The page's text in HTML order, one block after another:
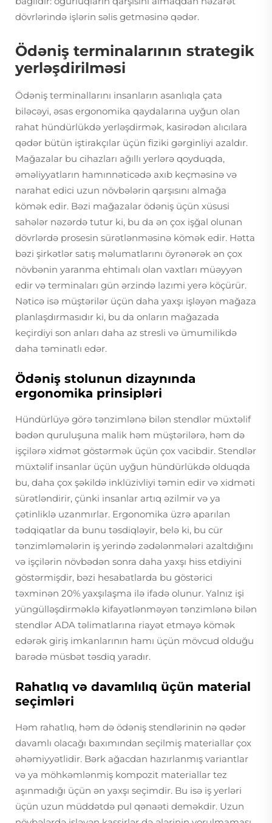
dövrlərində işlərin səlis getməsinə qədər.
Ödəniş terminalarının strategik
yerləşdirilməsi
Ödəniş terminallarını insanların asanlıqla çata
biləcəyi, əsas ergonomika qaydalarına uyğun olan
rahat hündürlükdə yerləşdirmək, kasirədən alıcılara
qədər bütün iştirakçılar üçün fiziki gərginliyi azaldır.
Mağazalar bu cihazları ağıllı yerlərə qoyduqda,
əməliyyatların hamınnəticədə axıb keçməsinə və
narahat edici uzun növbələrin qarşısını almağa
kömək edir. Bəzi mağazalar ödəniş üçün xüsusi
sahələr nəzərdə tutur ki, bu da ən çox işğal olunan
dövrlərdə prosesin sürətlənməsinə kömək edir. Hətta
bəzi şirkətlər satış məlumatlarını öyrənərək ən çox
növbənin yaranma ehtimalı olan vaxtları müəyyən
edir və terminaları gün ərzində lazımi yerə köçürür.
Nəticə isə müştərilər üçün daha yaxşı işləyən mağaza
planlaşdırmasıdır ki, bu da onların mağazada
keçirdiyi son anları daha az stresli və ümumilikdə
daha təminatlı edər.
Ödəniş stolunun dizaynında
ergonomika prinsipləri
Hündürlüyə görə tənzimlənə bilən stendlər müxtəlif
bədən quruluşuna malik həm müştərilərə, həm də
işçilərə xidmət göstərmək üçün çox vacibdir. Stendlər
müxtəlif insanlar üçün uyğun hündürlükdə olduqda
bu, daha çox şəkildə inklüzivliyi təmin edir və xidməti
sürətləndirir, çünki insanlar artıq əzilmir və ya
çətinliklə uzanmırlar. Ergonomika üzrə aparılan
tədqiqatlar da bunu təsdiqləyir, belə ki, bu cür
tənzimləmələrin iş yerində zədələnmələri azaltdığını
və işçilərin növbədən sonra daha yaxşı hiss etdiyini
göstərmişdir, bəzi hesabatlarda bu göstərici
təxminən 20% yaxşılaşma ilə ifadə olunur. Yalnız işi
yüngülləşdirməklə kifayətlənməyən tənzimlənə bilən
stendlər ADA təlimatlarına riayət etməyə kömək
edərək giriş imkanlarının hamı üçün mövcud olduğu
barədə müsbət təsdiq yaradır.
Rahatlıq və davamlılıq üçün material
seçimləri
Həm rahatlıq, həm də ödəniş stendlərinin nə qədər
davamlı olacağı baxımından seçilmiş materiallar çox
əhəmiyyətlidir. Bərk ağacdan hazırlanmış variantlar
və ya möhkəmlənmiş kompozit materiallar tez
aşınmadığı üçün ən yaxşı seçimdir. Bu isə iş yerləri
üçün uzun müddətdə pul qənaəti deməkdir. Uzun